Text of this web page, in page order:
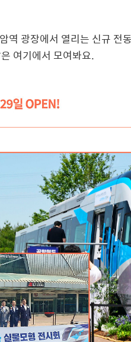
역 광장에서 열리는 신규 전
여기에서 모여봐요.